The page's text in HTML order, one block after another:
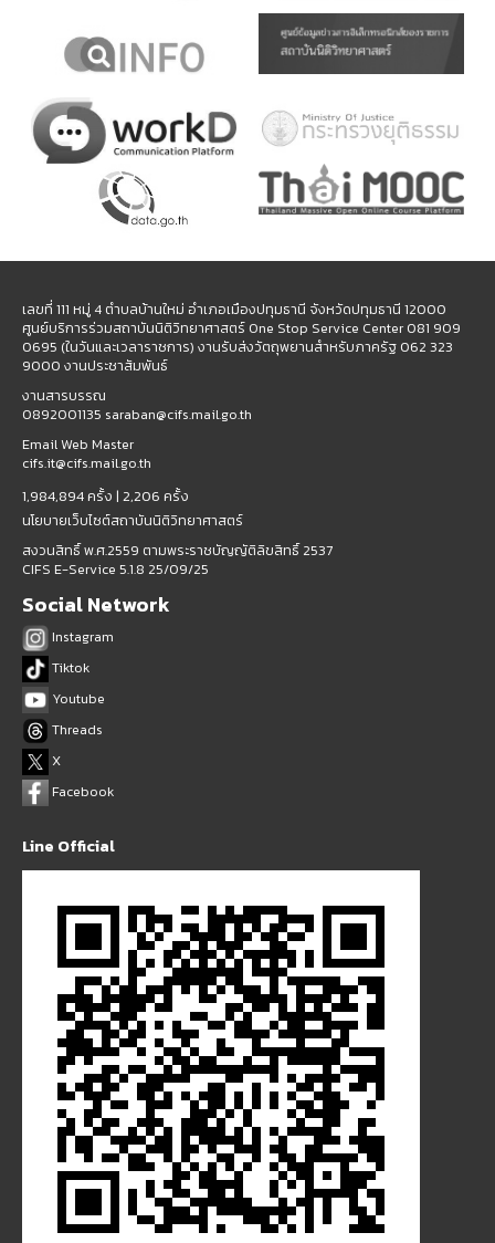
เลขที่ 111 หมู่ 4 ตำบลบ้านใหม่ อำเภอเมืองปทุมธานี จังหวัดปทุมธานี 12000
ศูนย์บริการร่วมสถาบันนิติวิทยาศาสตร์ One Stop Service Center 081 909
0695 (ในวันและเวลาราชการ) งานรับส่งวัตถุพยานสำหรับภาครัฐ 062 323
9000 งานประชาสัมพันธ์
งานสารบรรณ
0892001135 saraban@cifs.mail.go.th
Email Web Master
cifs.it@cifs.mail.go.th
1,984,894 ครั้ง | 2,206 ครั้ง
นโยบายเว็บไซต์สถาบันนิติวิทยาศาสตร์
สงวนสิทธิ์ พ.ศ.2559 ตามพระราชบัญญัติลิขสิทธิ์ 2537
CIFS E-Service 5.1.8 25/09/25
Social Network
Instagram
Tiktok
Youtube
Threads
X
Facebook
Line Official